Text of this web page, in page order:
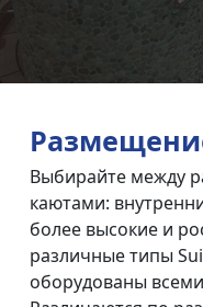
Выбирайте между
каютами:
более высокие и
различные типы
оборудованы